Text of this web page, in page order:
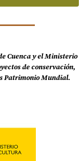
Cuenca y el Ministerio
de conservación,
Patrimonio Mundial.